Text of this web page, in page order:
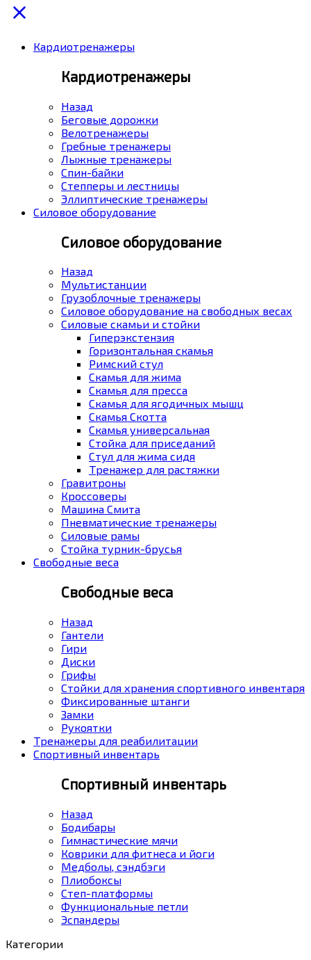
Кардиотренажеры
Кардиотренажеры
Назад
Беговые дорожки
Велотренажеры
Гребные тренажеры
Лыжные тренажеры
Спин-байки
Степперы и лестницы
Эллиптические тренажеры
Силовое оборудование
Силовое оборудование
Назад
Мультистанции
Грузоблочные тренажеры
Силовое оборудование на свободных весах
Силовые скамьи и стойки
Гиперэкстензия
Горизонтальная скамья
Римский стул
Скамья для жима
Скамья для пресса
Скамья для ягодичных мышц
Скамья Скотта
Скамья универсальная
Стойка для приседаний
Стул для жима сидя
Тренажер для растяжки
Гравитроны
Кроссоверы
Машина Смита
Пневматические тренажеры
Силовые рамы
Стойка турник-брусья
Свободные веса
Свободные веса
Назад
Гантели
Гири
Диски
Грифы
Стойки для хранения спортивного инвентаря
Фиксированные штанги
Замки
Рукоятки
Тренажеры для реабилитации
Спортивный инвентарь
Спортивный инвентарь
Назад
Бодибары
Гимнастические мячи
Коврики для фитнеса и йоги
Медболы, сэндбэги
Плиобоксы
Степ-платформы
Функциональные петли
Эспандеры
Категории